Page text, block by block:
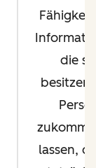
die
lassen,